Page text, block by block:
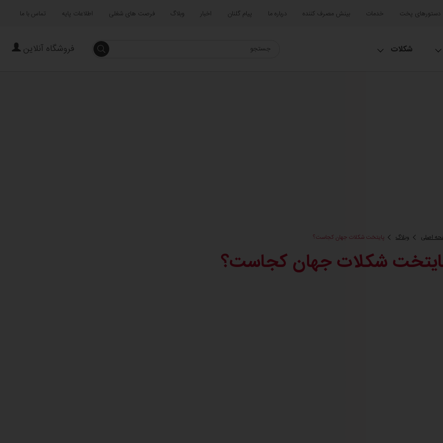
دستورهای پخت خدمات بینش مصرف کننده درباره ما پیام گلنان اخبار وبلاگ فرصت های شغلی اطلاعات پایه تماس با ما
شکلات جستجو فروشگاه آنلاین
اصلی وبلاگ پایتخت شکلات جهان کجاست؟
شکلات جهان کجاست؟